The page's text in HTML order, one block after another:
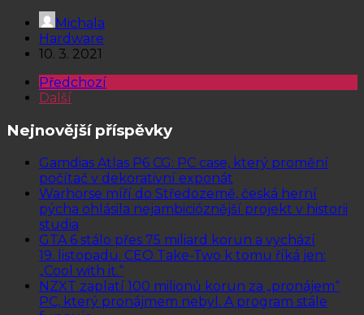
Michala
Hardware
10. 3. 2021
Předchozí
Další
Nejnovější příspěvky
Gamdias Atlas P6 CG: PC case, který promění
počítač v dekorativní exponát
Warhorse míří do Středozemě, česká herní
pýcha ohlásila nejambicióznější projekt v historii
studia
GTA 6 stálo přes 75 miliard korun a vychází
19. listopadu. CEO Take-Two k tomu říká jen:
„Cool with it.“
NZXT zaplatí 100 milionů korun za „pronájem“
PC, který pronájmem nebyl. A program stále